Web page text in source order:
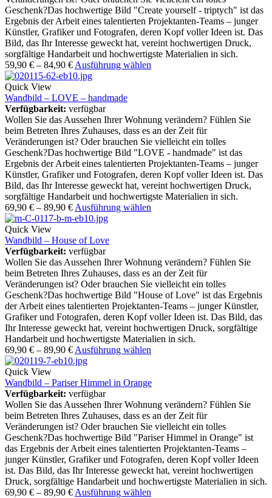
Geschenk?Das hochwertige Bild "Create yourself - triptych" ist das
Ergebnis der Arbeit eines talentierten Projektanten-Teams – junger
Künstler, Grafiker und Fotografen, deren Kopf voller Ideen ist. Das
Bild, das Ihr Interesse geweckt hat, vereint hochwertigen Druck,
sorgfältige Handarbeit und hochwertigste Materialien in sich.
59,90 € – 84,90 € Ausführung wählen
Quick View
Wandbild – LOVE – handmade
Verfügbarkeit: verfügbar
Wollen Sie das Aussehen Ihrer Wohnung verändern? Fühlen Sie
beim Betreten Ihres Zuhauses, dass es an der Zeit für
Veränderungen ist? Oder brauchen Sie vielleicht ein tolles
Geschenk?Das hochwertige Bild "LOVE - handmade" ist das
Ergebnis der Arbeit eines talentierten Projektanten-Teams – junger
Künstler, Grafiker und Fotografen, deren Kopf voller Ideen ist. Das
Bild, das Ihr Interesse geweckt hat, vereint hochwertigen Druck,
sorgfältige Handarbeit und hochwertigste Materialien in sich.
69,90 € – 89,90 € Ausführung wählen
Quick View
Wandbild – House of Love
Verfügbarkeit: verfügbar
Wollen Sie das Aussehen Ihrer Wohnung verändern? Fühlen Sie
beim Betreten Ihres Zuhauses, dass es an der Zeit für
Veränderungen ist? Oder brauchen Sie vielleicht ein tolles
Geschenk?Das hochwertige Bild "House of Love" ist das Ergebnis
der Arbeit eines talentierten Projektanten-Teams – junger Künstler,
Grafiker und Fotografen, deren Kopf voller Ideen ist. Das Bild, das
Ihr Interesse geweckt hat, vereint hochwertigen Druck, sorgfältige
Handarbeit und hochwertigste Materialien in sich.
69,90 € – 89,90 € Ausführung wählen
Quick View
Wandbild – Pariser Himmel in Orange
Verfügbarkeit: verfügbar
Wollen Sie das Aussehen Ihrer Wohnung verändern? Fühlen Sie
beim Betreten Ihres Zuhauses, dass es an der Zeit für
Veränderungen ist? Oder brauchen Sie vielleicht ein tolles
Geschenk?Das hochwertige Bild "Pariser Himmel in Orange" ist
das Ergebnis der Arbeit eines talentierten Projektanten-Teams –
junger Künstler, Grafiker und Fotografen, deren Kopf voller Ideen
ist. Das Bild, das Ihr Interesse geweckt hat, vereint hochwertigen
Druck, sorgfältige Handarbeit und hochwertigste Materialien in sich.
69,90 € – 89,90 € Ausführung wählen